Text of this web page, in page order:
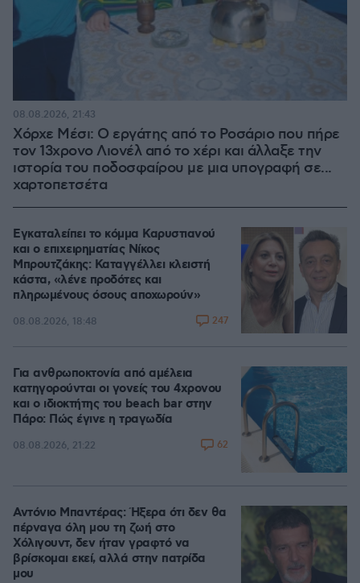
Χόρχε Μέσι: Ο εργάτης από το Ροσάριο που πήρε
τον 13χρονο Λιονέλ από το χέρι και άλλαξε την
ιστορία του ποδοσφαίρου με μια υπογραφή σε...
χαρτοπετσέτα
08.08.2026, 21:43
Εγκαταλείπει το κόμμα Καρυστιανού
και ο επιχειρηματίας Νίκος
Μπρουτζάκης: Καταγγέλλει κλειστή
κάστα, «λένε προδότες και
πληρωμένους όσους αποχωρούν»
08.08.2026, 18:48 247
Για ανθρωποκτονία από αμέλεια
κατηγορούνται οι γονείς του 4χρονου
και ο ιδιοκτήτης του beach bar στην
Πάρο: Πώς έγινε η τραγωδία
08.08.2026, 21:22 62
Αντόνιο Μπαντέρας: Ήξερα ότι δεν θα
πέρναγα όλη μου τη ζωή στο
Χόλιγουντ, δεν ήταν γραφτό να
βρίσκομαι εκεί, αλλά στην πατρίδα
μου